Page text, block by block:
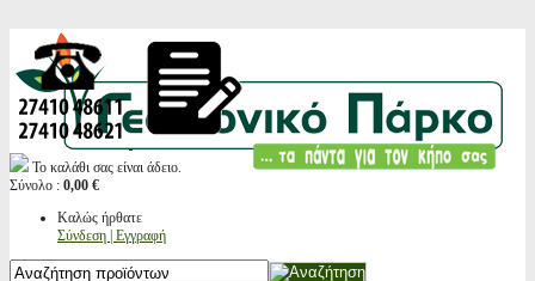
Το καλάθι σας είναι άδειο.
Σύνολο : 0,00 €
Καλώς ήρθατε
Σύνδεση | Εγγραφή